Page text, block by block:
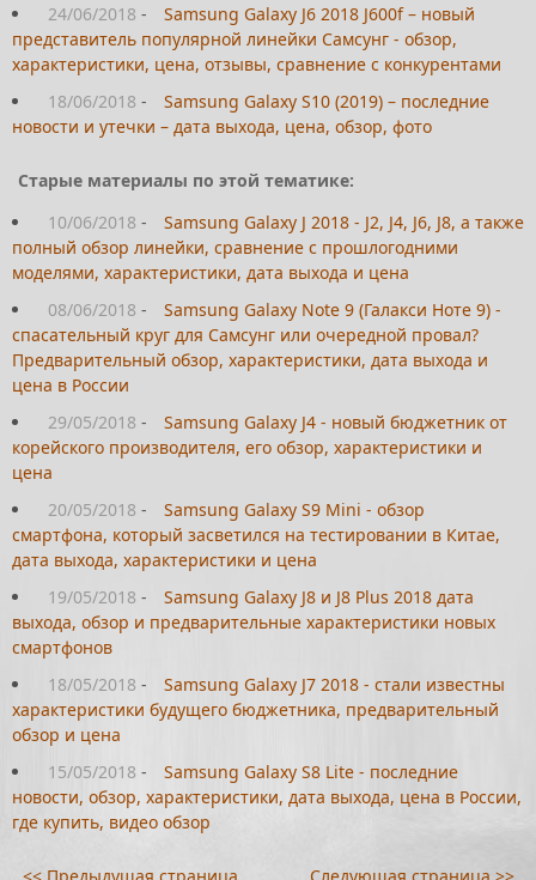
24/06/2018 -
Samsung Galaxy J6 2018 J600f – новый
представитель популярной линейки Самсунг - обзор,
характеристики, цена, отзывы, сравнение с конкурентами
18/06/2018 -
Samsung Galaxy S10 (2019) – последние
новости и утечки – дата выхода, цена, обзор, фото
Старые материалы по этой тематике:
10/06/2018 -
Samsung Galaxy J 2018 - J2, J4, J6, J8, а также
полный обзор линейки, сравнение с прошлогодними
моделями, характеристики, дата выхода и цена
08/06/2018 -
Samsung Galaxy Note 9 (Галакси Ноте 9) -
спасательный круг для Самсунг или очередной провал?
Предварительный обзор, характеристики, дата выхода и
цена в России
29/05/2018 -
Samsung Galaxy J4 - новый бюджетник от
корейского производителя, его обзор, характеристики и
цена
20/05/2018 -
Samsung Galaxy S9 Mini - обзор
смартфона, который засветился на тестировании в Китае,
дата выхода, характеристики и цена
19/05/2018 -
Samsung Galaxy J8 и J8 Plus 2018 дата
выхода, обзор и предварительные характеристики новых
смартфонов
18/05/2018 -
Samsung Galaxy J7 2018 - стали известны
характеристики будущего бюджетника, предварительный
обзор и цена
15/05/2018 -
Samsung Galaxy S8 Lite - последние
новости, обзор, характеристики, дата выхода, цена в России,
где купить, видео обзор